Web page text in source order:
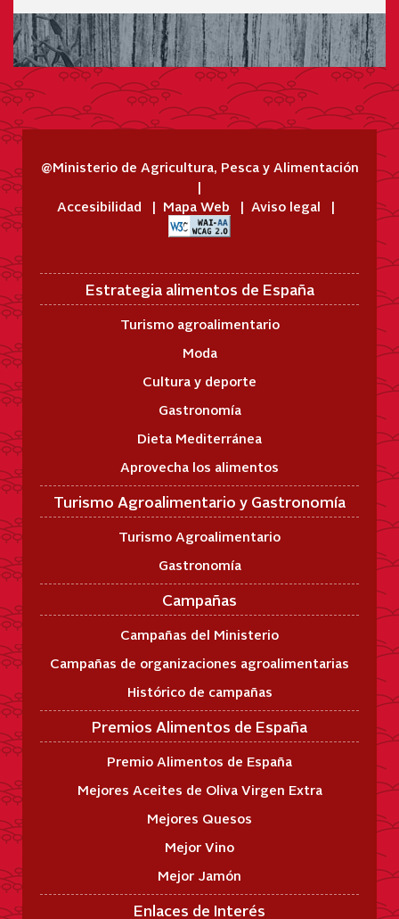
@Ministerio de Agricultura, Pesca y Alimentación
Accesibilidad Mapa Web Aviso legal
Estrategia alimentos de España
Turismo agroalimentario
Moda
Cultura y deporte
Gastronomía
Dieta Mediterránea
Aprovecha los alimentos
Turismo Agroalimentario y Gastronomía
Turismo Agroalimentario
Gastronomía
Campañas
Campañas del Ministerio
Campañas de organizaciones agroalimentarias
Histórico de campañas
Premios Alimentos de España
Premio Alimentos de España
Mejores Aceites de Oliva Virgen Extra
Mejores Quesos
Mejor Vino
Mejor Jamón
Enlaces de Interés